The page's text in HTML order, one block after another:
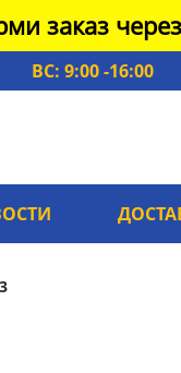
заказ
ВС: 9:00 -16:00